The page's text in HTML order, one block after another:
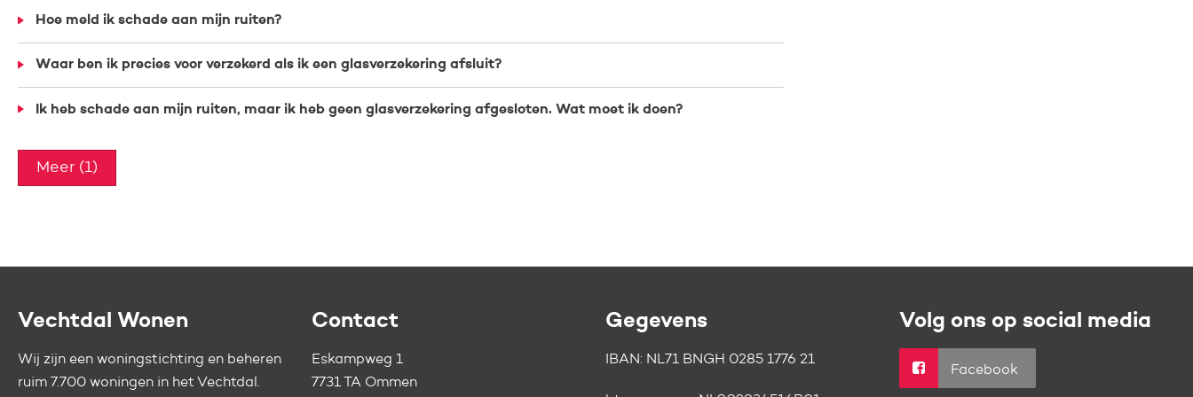
Hoe meld ik schade aan mijn ruiten?
Waar ben ik precies voor verzekerd als ik een glasverzekering afsluit?
Ik heb schade aan mijn ruiten, maar ik heb geen glasverzekering afgesloten. Wat moet ik doen?
Meer (1)
Contactinformatie
Vechtdal Wonen
Wij zijn een woningstichting en beheren
ruim 7.700 woningen in het Vechtdal.
Contact
Eskampweg 1
7731 TA Ommen
Gegevens
IBAN: NL71 BNGH 0285 1776 21
Volg ons op social media
Facebook